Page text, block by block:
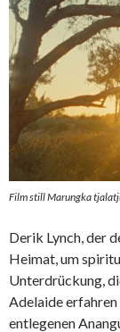
Film still Marungka
Derik Lynch, der
Heimat, um
Unterdrückung,
Adelaide
entlegenen